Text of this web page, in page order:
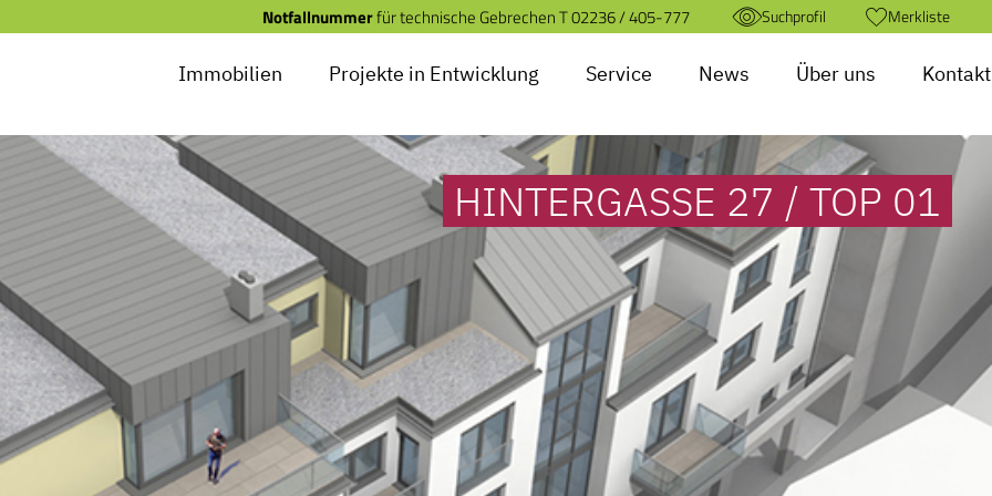
Notfallnummerfür technische Gebrechen T02236 / 405-777 Suchprofil Merkliste
Immobilien Projekte in Entwicklung Service News Über uns Kontakt
HINTERGASSE 27 / TOP 01